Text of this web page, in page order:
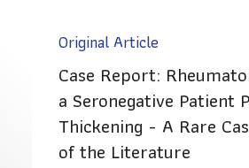
Original Article
Case Report:
a Seronegative Patient
Thickening - A Rare
of the Literature